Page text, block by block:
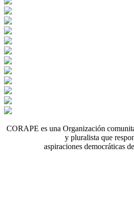
CORAPE es una Organización
y pluralista que
aspiraciones democráticas